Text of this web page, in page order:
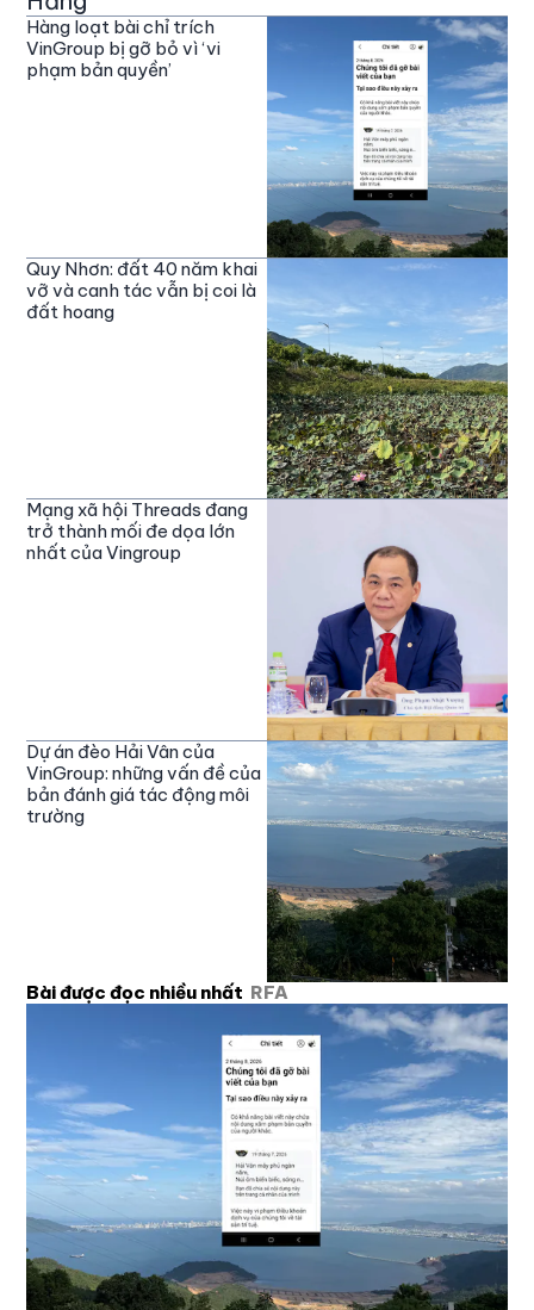
Hàng loạt bài chỉ trích
VinGroup bị gỡ bỏ vì ‘vi
phạm bản quyền’
Quy Nhơn: đất 40 năm khai
vỡ và canh tác vẫn bị coi là
đất hoang
Mạng xã hội Threads đang
trở thành mối đe dọa lớn
nhất của Vingroup
Dự án đèo Hải Vân của
VinGroup: những vấn đề của
bản đánh giá tác động môi
trường
Bài được đọc nhiều nhất RFA